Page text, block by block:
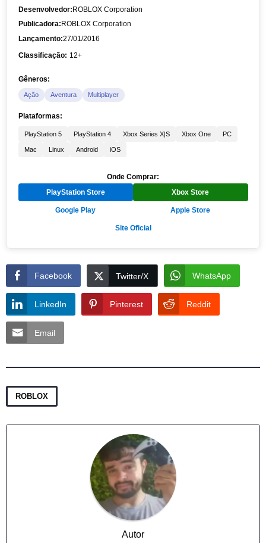
Desenvolvedor:ROBLOX Corporation
Publicadora: ROBLOX Corporation
Lançamento:27/01/2016
Classificação: 12+
Gêneros:
Ação Aventura Multiplayer
Plataformas:
PlayStation 5 PlayStation 4 Xbox Series X|S Xbox One PC
Mac Linux Android iOS
Onde Comprar:
PlayStation Store Xbox Store
Google Play Apple Store
Site Oficial
Facebook Twitter/X WhatsApp
LinkedIn Pinterest Reddit
Email
ROBLOX
Autor